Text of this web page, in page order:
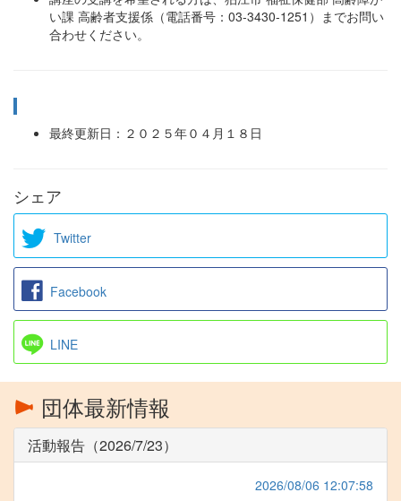
い課 高齢者支援係（電話番号：03-3430-1251）までお問い
合わせください。
最終更新日：２０２５年０４月１８日
シェア
Twitter
Facebook
LINE
団体最新情報
活動報告（2026/7/23）
2026/08/06 12:07:58